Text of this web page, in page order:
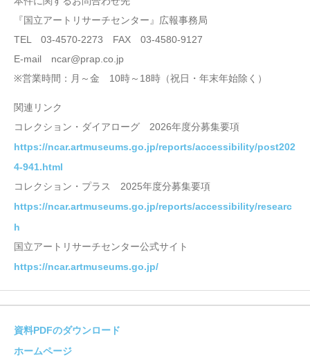
『国立アートリサーチセンター』広報事務局
TEL 03-4570-2273 FAX 03-4580-9127
E-mail ncar@prap.co.jp
※営業時間：月～金 10時～18時（祝日・年末年始除く）
関連リンク
コレクション・ダイアローグ 2026年度分募集要項
https://ncar.artmuseums.go.jp/reports/accessibility/post202
4-941.html
コレクション・プラス 2025年度分募集要項
https://ncar.artmuseums.go.jp/reports/accessibility/researc
h
国立アートリサーチセンター公式サイト
https://ncar.artmuseums.go.jp/
資料PDFのダウンロード
ホームページ